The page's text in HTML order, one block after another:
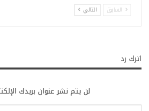
السابق التالي
اترك رد
لن يتم نشر عنوان بريدك